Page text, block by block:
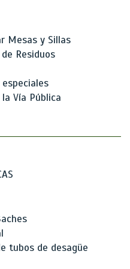
Mesas y Sillas
Residuos
Vía Pública
tubos de desagüe